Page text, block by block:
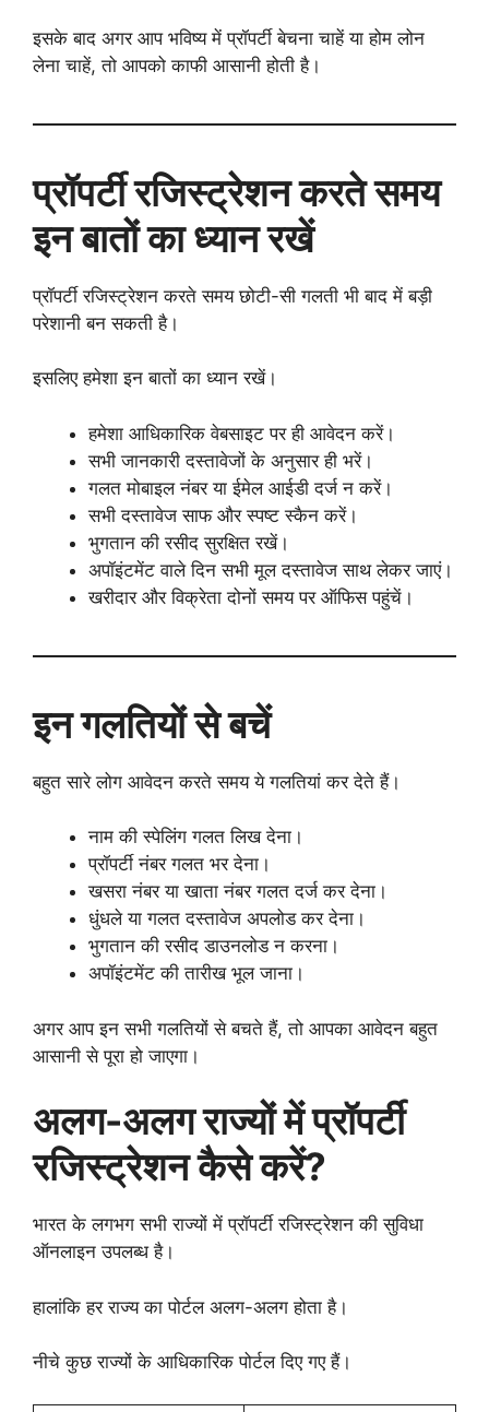
इसके बाद अगर आप भविष्य में प्रॉपर्टी बेचना चाहें या होम लोन
लेना चाहें, तो आपको काफी आसानी होती है।
प्रॉपर्टी रजिस्ट्रेशन करते समय
इन बातों का ध्यान रखें
प्रॉपर्टी रजिस्ट्रेशन करते समय छोटी-सी गलती भी बाद में बड़ी
परेशानी बन सकती है।
इसलिए हमेशा इन बातों का ध्यान रखें।
हमेशा आधिकारिक वेबसाइट पर ही आवेदन करें।
सभी जानकारी दस्तावेजों के अनुसार ही भरें।
गलत मोबाइल नंबर या ईमेल आईडी दर्ज न करें।
सभी दस्तावेज साफ और स्पष्ट स्कैन करें।
भुगतान की रसीद सुरक्षित रखें।
अपॉइंटमेंट वाले दिन सभी मूल दस्तावेज साथ लेकर जाएं।
खरीदार और विक्रेता दोनों समय पर ऑफिस पहुंचें।
इन गलतियों से बचें
बहुत सारे लोग आवेदन करते समय ये गलतियां कर देते हैं।
नाम की स्पेलिंग गलत लिख देना।
प्रॉपर्टी नंबर गलत भर देना।
खसरा नंबर या खाता नंबर गलत दर्ज कर देना।
धुंधले या गलत दस्तावेज अपलोड कर देना।
भुगतान की रसीद डाउनलोड न करना।
अपॉइंटमेंट की तारीख भूल जाना।
अगर आप इन सभी गलतियों से बचते हैं, तो आपका आवेदन बहुत
आसानी से पूरा हो जाएगा।
अलग-अलग राज्यों में प्रॉपर्टी
रजिस्ट्रेशन कैसे करें?
भारत के लगभग सभी राज्यों में प्रॉपर्टी रजिस्ट्रेशन की सुविधा
ऑनलाइन उपलब्ध है।
हालांकि हर राज्य का पोर्टल अलग-अलग होता है।
नीचे कुछ राज्यों के आधिकारिक पोर्टल दिए गए हैं।